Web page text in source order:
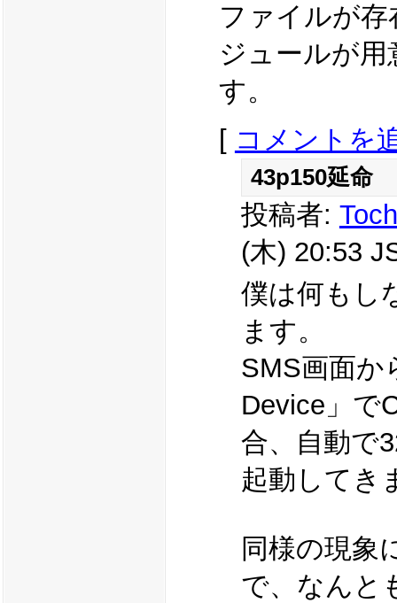
ファイルが
ジュールが
す。
[ コメントを
43p150延命
投稿者:
(木) 20:53
僕は何もし
ます。
SMS画面か
Device」で
合、自動で
起動してき
同様の現象
で、なんと